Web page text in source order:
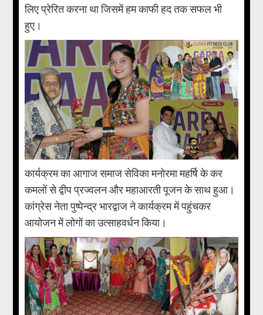
लिए प्रेरित करना था जिसमें हम काफी हद तक सफल भी
हुए।
कार्यक्रम का आगाज समाज सेविका मनोरमा महर्षि के कर
कमलों से द्वीप प्रज्वलन और महाआरती पूजन के साथ हुआ।
कांग्रेस नेता पुष्पेन्द्र भारद्वाज ने कार्यक्रम में पहुंचकर
आयोजन में लोगों का उत्साहवर्धन किया।